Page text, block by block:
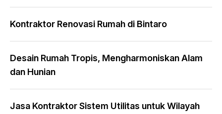
Kontraktor Renovasi Rumah di Bintaro
Desain Rumah Tropis, Mengharmoniskan Alam
dan Hunian
Jasa Kontraktor Sistem Utilitas untuk Wilayah